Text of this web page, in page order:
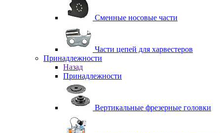
Сменные носовые части
Части цепей для харвестеров
Принадлежности
Назад
Принадлежности
Вертикальные фрезерные головки